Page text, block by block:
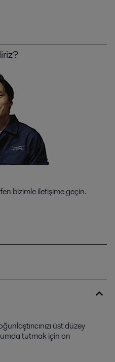
bizimle iletişime geçin.
üst düzey
tutmak için on